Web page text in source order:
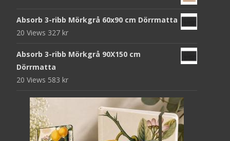
Absorb 3-ribb Mörkgrå 60x90 cm Dörrmatta
20 Views 327 kr
Absorb 3-ribb Mörkgrå 90X150 cm
Dörrmatta
20 Views 583 kr